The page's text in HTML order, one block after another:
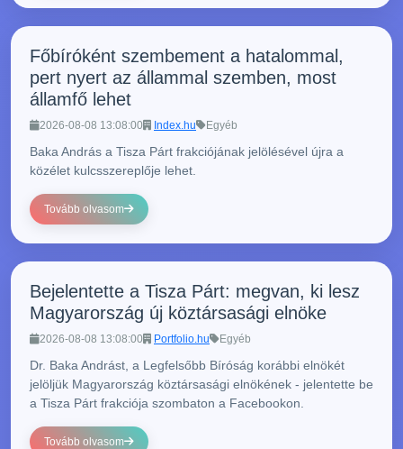
Főbíróként szembement a hatalommal,
pert nyert az állammal szemben, most
államfő lehet
2026-08-08 13:08:00 Index.hu Egyéb
Baka András a Tisza Párt frakciójának jelölésével újra a
közélet kulcsszereplője lehet.
Tovább olvasom
Bejelentette a Tisza Párt: megvan, ki lesz
Magyarország új köztársasági elnöke
2026-08-08 13:08:00 Portfolio.hu Egyéb
Dr. Baka Andrást, a Legfelsőbb Bíróság korábbi elnökét
jelöljük Magyarország köztársasági elnökének - jelentette be
a Tisza Párt frakciója szombaton a Facebookon.
Tovább olvasom